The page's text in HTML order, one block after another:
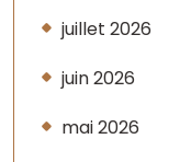
juillet 2026
juin 2026
mai 2026